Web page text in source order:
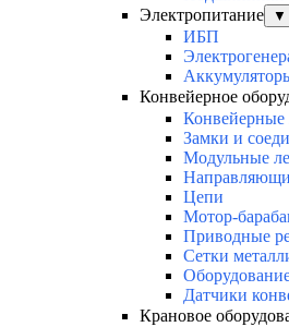
Электропитание
▼
ИБП
Конвейерное
Конвейерные
Замки и
Модульные
Цепи
Мотор-
Приводные
Сетки
Датчики
Крановое